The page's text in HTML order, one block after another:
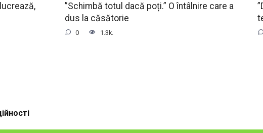
”Schimbă totul dacă poți.” O întâlnire care a
dus la căsătorie
0 1.3k.